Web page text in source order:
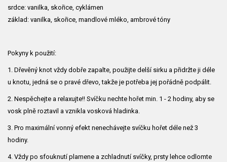
srdce: vanilka, skořice, cyklámen
základ: vanilka, skořice, mandlové mléko, ambrové tóny
Pokyny k použití:
1. Dřevěný knot vždy dobře zapalte, použijte delší sirku a přidržte ji déle
u knotu, jedná se o pravé dřevo, takže je potřeba jej pořádně podpálit.
2. Nespěchejte a relaxujte!! Svíčku nechte hořet min. 1 - 2 hodiny, aby se
vosk plně roztavil a vznikla vosková hladinka.
3. Pro maximální vonný efekt nenechávejte svíčku hořet déle než 3
hodiny.
4. Vždy po sfouknutí plamene a zchladnutí svíčky, prsty lehce odlomte